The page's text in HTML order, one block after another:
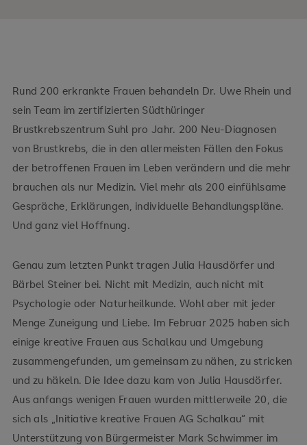
Rund 200 erkrankte Frauen behandeln Dr. Uwe Rhein und
sein Team im zertifizierten Südthüringer
Brustkrebszentrum Suhl pro Jahr. 200 Neu-Diagnosen
von Brustkrebs, die in den allermeisten Fällen den Fokus
der betroffenen Frauen im Leben verändern und die mehr
brauchen als nur Medizin. Viel mehr als 200 einfühlsame
Gespräche, Erklärungen, individuelle Behandlungspläne.
Und ganz viel Hoffnung.
Genau zum letzten Punkt tragen Julia Hausdörfer und
Bärbel Steiner bei. Nicht mit Medizin, auch nicht mit
Psychologie oder Naturheilkunde. Wohl aber mit jeder
Menge Zuneigung und Liebe. Im Februar 2025 haben sich
einige kreative Frauen aus Schalkau und Umgebung
zusammengefunden, um gemeinsam zu nähen, zu stricken
und zu häkeln. Die Idee dazu kam von Julia Hausdörfer.
Aus anfangs wenigen Frauen wurden mittlerweile 20, die
sich als „Initiative kreative Frauen AG Schalkau“ mit
Unterstützung von Bürgermeister Mark Schwimmer im